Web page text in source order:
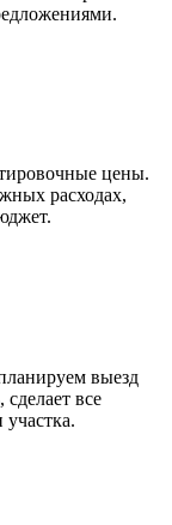
цены.
расходах,
выезд
все